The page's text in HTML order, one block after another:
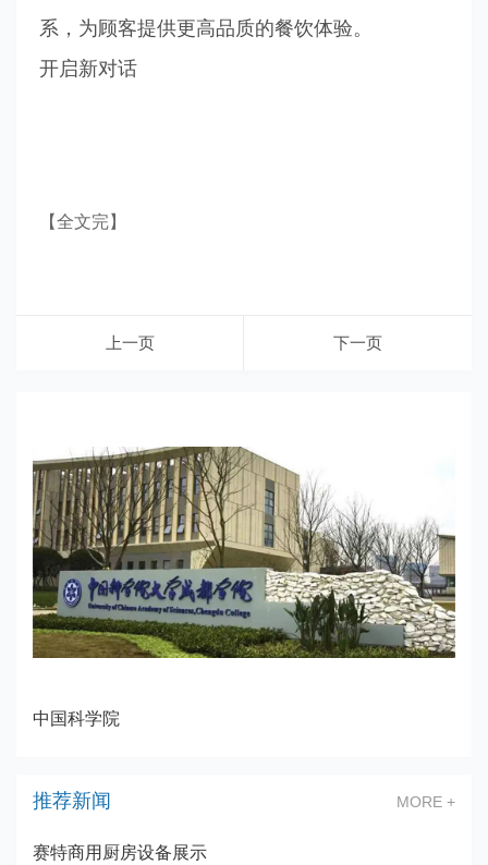
系，为顾客提供更高品质的餐饮体验。
开启新对话
【全文完】
上一页 下一页
中国科学院
推荐新闻 MORE +
赛特商用厨房设备展示